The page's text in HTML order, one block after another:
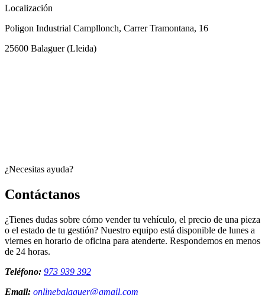
Localización
Poligon Industrial Campllonch, Carrer Tramontana, 16
25600 Balaguer(Lleida)
¿Necesitas ayuda?
Contáctanos
¿Tienes dudas sobre cómo vender tu vehículo, el precio de una pieza
o el estado de tu gestión? Nuestro equipo está disponible de lunes a
viernes en horario de oficina para atenderte. Respondemos en menos
de 24 horas.
Teléfono: 973 939 392
Email: onlinebalaguer@gmail.com